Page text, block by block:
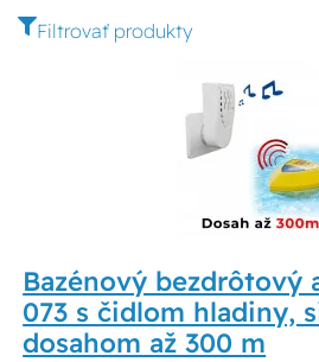
Filtrovať produkty
Bazénový bezdrôtový
073 s čidlom hladiny,
dosahom až 300 m